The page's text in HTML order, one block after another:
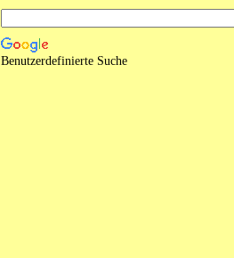
Benutzerdefinierte Suche